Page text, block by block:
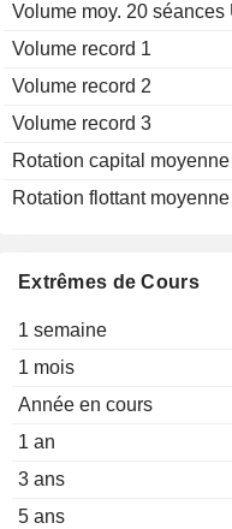
Volume moy. 20 séances
Volume record 1
Volume record 2
Volume record 3
Rotation capital moyenne
Rotation flottant moyenne
Extrêmes de Cours
1 semaine
1 mois
Année en cours
1 an
3 ans
5 ans